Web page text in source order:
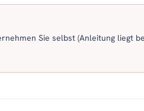
Sie selbst (Anleitung liegt